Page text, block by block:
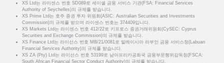
XS Ltd는 라이센스 번호 SD089로 세이셸 금융 서비스 기관(FSA: Financial Services
Authority of Seychelles)의 규제를 받습니다.
XS Prime Ltd는 호주 증권 투자 위원회(ASIC: Australian Securities and Investments
Commission)의 규제를 받으며 라이센스 번호는 374409입니다.
XS Markets Ltd는 라이센스 번호 412/22로 키프로스 증권거래위원회(CySEC: Cyprus
Securities and Exchange Commission)의 규제를 받습니다.
XS Finance Ltd는 라이선스 번호 MB/21/0081로 말레이시아 라부안 금융 서비스청(Labuan
Financial Services Authority)의 규제를 받습니다.
XS ZA (Pty) Ltd는 라이선스 번호 53199로 남아프리카공화국 금융부문행위감독청(FSCA:
South African Financial Sector Conduct Authority)의 규제를 받습니다.